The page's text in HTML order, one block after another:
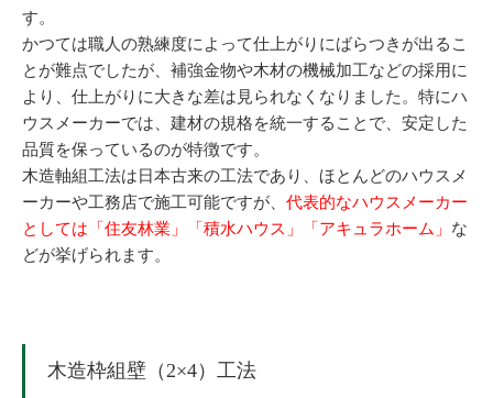
す。
かつては職人の熟練度によって仕上がりにばらつきが出るこ
とが難点でしたが、補強金物や木材の機械加工などの採用に
より、仕上がりに大きな差は見られなくなりました。特にハ
ウスメーカーでは、建材の規格を統一することで、安定した
品質を保っているのが特徴です。
木造軸組工法は日本古来の工法であり、ほとんどのハウスメ
ーカーや工務店で施工可能ですが、 代表的なハウスメーカー
としては「住友林業」「積水ハウス」「アキュラホーム」 な
どが挙げられます。
木造枠組壁（2×4）工法